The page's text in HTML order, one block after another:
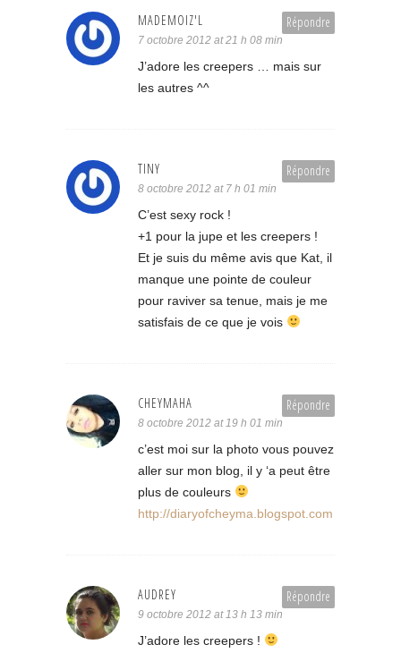
Répondre
MADEMOIZ'L
7 octobre 2012 at 21 h 08 min
J’adore les creepers … mais sur
les autres ^^
Répondre
TINY
8 octobre 2012 at 7 h 01 min
C’est sexy rock !
+1 pour la jupe et les creepers !
Et je suis du même avis que Kat, il
manque une pointe de couleur
pour raviver sa tenue, mais je me
satisfais de ce que je vois
Répondre
CHEYMAHA
8 octobre 2012 at 19 h 01 min
c’est moi sur la photo vous pouvez
aller sur mon blog, il y ‘a peut être
plus de couleurs
http://diaryofcheyma.blogspot.com
Répondre
AUDREY
9 octobre 2012 at 13 h 13 min
J’adore les creepers !